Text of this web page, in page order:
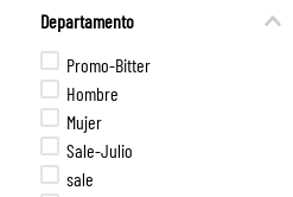
Departamento
Promo-Bitter
Hombre
Mujer
Sale-Julio
sale